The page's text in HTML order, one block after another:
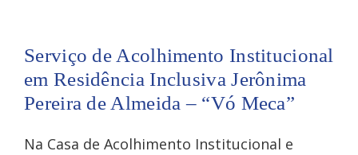
Serviço de Acolhimento Institucional
em Residência Inclusiva Jerônima
Pereira de Almeida – “Vó Meca”
Na Casa de Acolhimento Institucional e